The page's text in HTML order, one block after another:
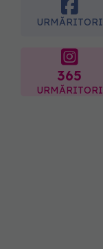
URMĂRITORI
365
URMĂRITORI